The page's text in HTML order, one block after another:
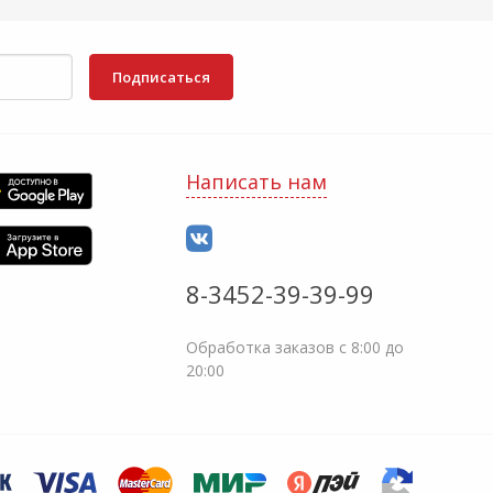
Подписаться
Написать нам
8-3452-39-39-99
Обработка заказов с 8:00 до
20:00